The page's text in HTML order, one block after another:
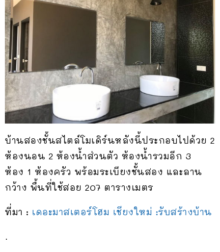
บ้านสองชั้นสไตล์โมเดิร์นหลังนี้ประกอบไปด้วย 2
ห้องนอน 2 ห้องน้ำส่วนตัว ห้องน้ำรวมอีก 3
ห้อง 1 ห้องครัว พร้อมระเบียงชั้นสอง และลาน
กว้าง พื้นที่ใช้สอย 207 ตารางเมตร
ที่มา : เดอะมาสเตอร์โฮม เชียงใหม่ :รับสร้างบ้าน
.